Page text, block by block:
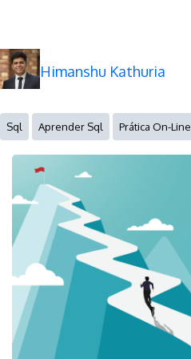
Himanshu Kathuria
Sql Aprender Sql Prática On-Line